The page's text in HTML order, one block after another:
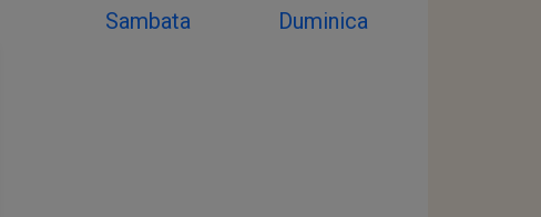
Sambata Duminica